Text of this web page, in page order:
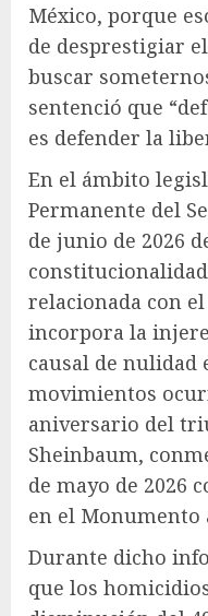
México, porque
de desprestigiar
buscar
sentenció que
es defender la
En el ámbito
Permanente del
de junio de 2026
relacionada con
incorpora la
causal de nulidad
movimientos
aniversario del
Sheinbaum,
de mayo de 2026
en el Monumento
Durante dicho
que los